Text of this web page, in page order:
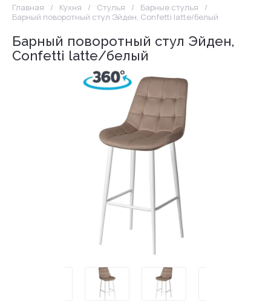
Главная / Кухня / Стулья / Барные стулья
/
Барный поворотный стул Эйден, Confetti latte/белый
Барный поворотный стул Эйден,
Confetti latte/белый